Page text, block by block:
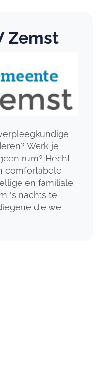
Zemst
Werk je
Hecht
comfortabele
en familiale
's nachts te
die we